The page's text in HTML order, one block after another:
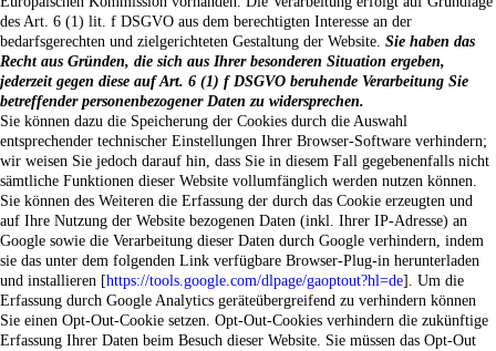
des Art. 6 (1) lit. f DSGVO aus dem berechtigten Interesse an der
bedarfsgerechten und zielgerichteten Gestaltung der Website. Sie haben das
Recht aus Gründen, die sich aus Ihrer besonderen Situation ergeben,
jederzeit gegen diese auf Art. 6 (1) f DSGVO beruhende Verarbeitung Sie
betreffender personenbezogener Daten zu widersprechen.
Sie können dazu die Speicherung der Cookies durch die Auswahl
entsprechender technischer Einstellungen Ihrer Browser-Software verhindern;
wir weisen Sie jedoch darauf hin, dass Sie in diesem Fall gegebenenfalls nicht
sämtliche Funktionen dieser Website vollumfänglich werden nutzen können.
Sie können des Weiteren die Erfassung der durch das Cookie erzeugten und
auf Ihre Nutzung der Website bezogenen Daten (inkl. Ihrer IP-Adresse) an
Google sowie die Verarbeitung dieser Daten durch Google verhindern, indem
sie das unter dem folgenden Link verfügbare Browser-Plug-in herunterladen
und installieren [https://tools.google.com/dlpage/gaoptout?hl=de]. Um die
Erfassung durch Google Analytics geräteübergreifend zu verhindern können
Sie einen Opt-Out-Cookie setzen. Opt-Out-Cookies verhindern die zukünftige
Erfassung Ihrer Daten beim Besuch dieser Website. Sie müssen das Opt-Out